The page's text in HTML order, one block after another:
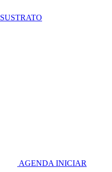
AGENDA INICIAR